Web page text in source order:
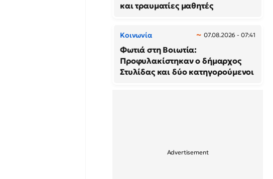
και τραυματίες μαθητές
Κοινωνία 07.08.2026 - 07:41
Φωτιά στη Βοιωτία:
Προφυλακίστηκαν ο δήμαρχος
Στυλίδας και δύο κατηγορούμενοι